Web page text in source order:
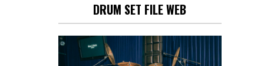
DRUM SET FILE WEB